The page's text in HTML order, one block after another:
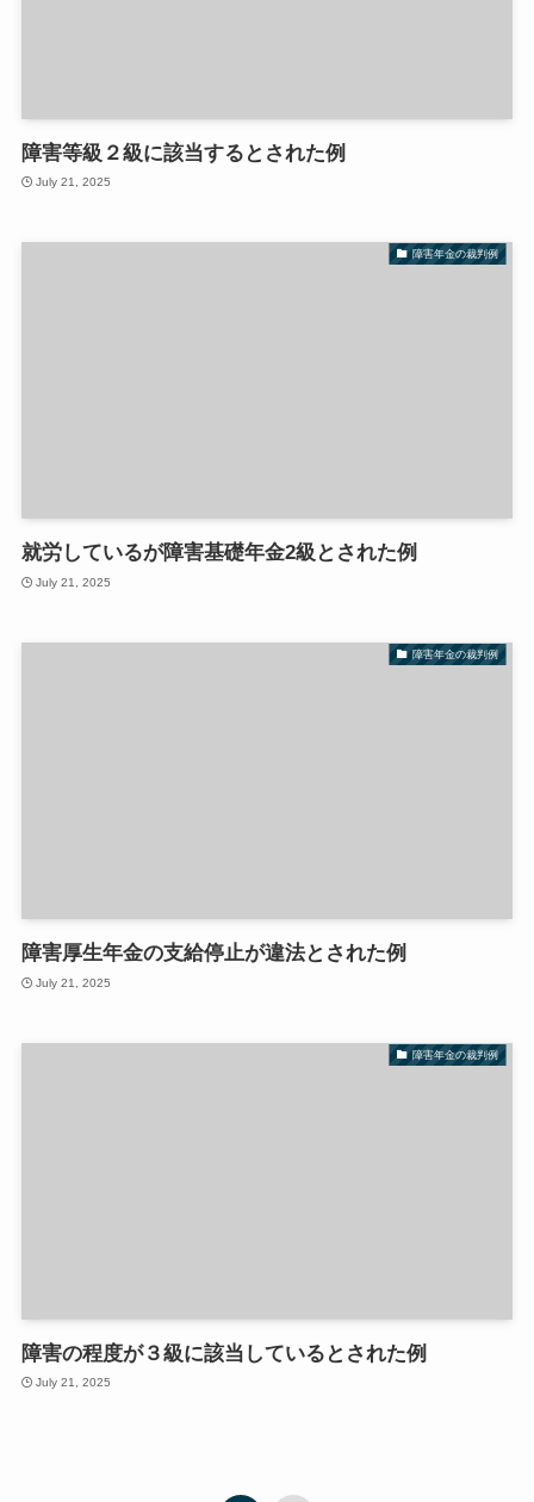
障害等級２級に該当するとされた例
July 21, 2025
障害年金の裁判例
就労しているが障害基礎年金2級とされた例
July 21, 2025
障害年金の裁判例
障害厚生年金の支給停止が違法とされた例
July 21, 2025
障害年金の裁判例
障害の程度が３級に該当しているとされた例
July 21, 2025